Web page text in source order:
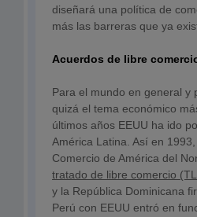
diseñará una política de
más las barreras que ya
Acuerdos de libre
Para el mundo en general y
quizá el tema económico
últimos años EEUU ha ido
América Latina. Así en
Comercio de América del
tratado de libre comercio
y la República Dominicana
Perú con EEUU entró en